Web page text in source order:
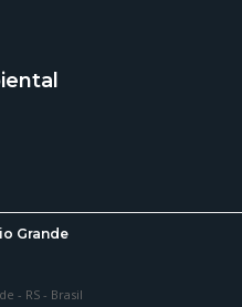
Grande
- RS - Brasil